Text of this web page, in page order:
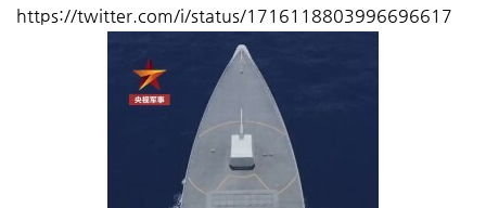
https://twitter.com/i/status/1716118803996696617